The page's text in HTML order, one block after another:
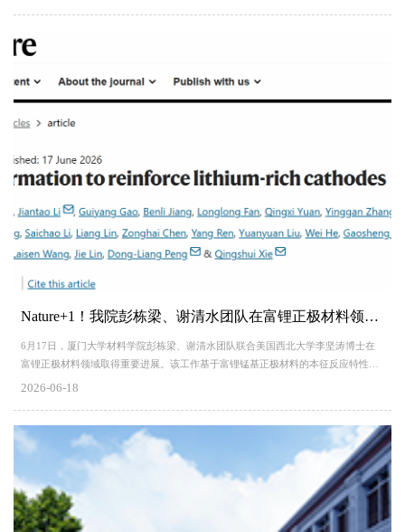
才与学科发展布局，厚植办学根基，也勉励各位老师破局革新，...
Nature+1！我院彭栋梁、谢清水团队在富锂正极材料领域取得重要进展
6月17日，厦门大学材料学院彭栋梁、谢清水团队联合美国西北大学李坚涛博士在
富锂正极材料领域取得重要进展。该工作基于富锂锰基正极材料的本征反应特性，
提出了一种高效快速化成策略，旨在解决锂电池电极材料高容量与长循环性能无法
上。 锂离子电池作为当前最重要的储能技术之一，...
2026-06-18